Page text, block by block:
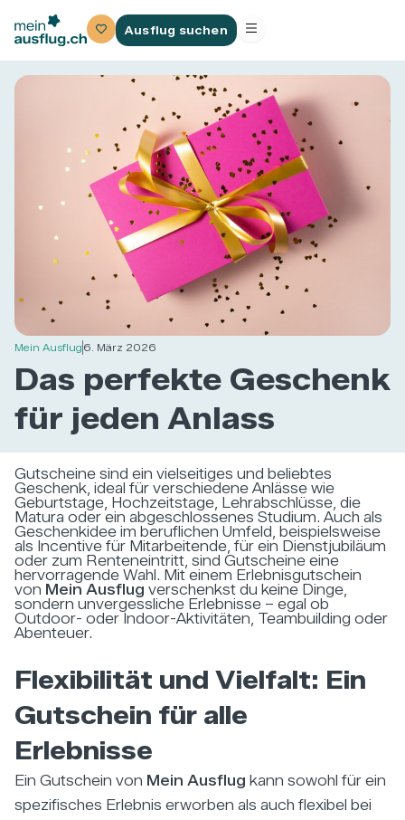
Ausflug suchen
Mein Ausflug 6. März 2026
Das perfekte Geschenk
für jeden Anlass
Gutscheine sind ein vielseitiges und beliebtes
Geschenk, ideal für verschiedene Anlässe wie
Geburtstage, Hochzeitstage, Lehrabschlüsse, die
Matura oder ein abgeschlossenes Studium. Auch als
Geschenkidee im beruflichen Umfeld, beispielsweise
als Incentive für Mitarbeitende, für ein Dienstjubiläum
oder zum Renteneintritt, sind Gutscheine eine
hervorragende Wahl. Mit einem Erlebnisgutschein
von Mein Ausflug verschenkst du keine Dinge,
sondern unvergessliche Erlebnisse – egal ob
Outdoor- oder Indoor-Aktivitäten, Teambuilding oder
Abenteuer.
Flexibilität und Vielfalt: Ein
Gutschein für alle
Erlebnisse
Ein Gutschein von Mein Ausflug kann sowohl für ein
spezifisches Erlebnis erworben als auch flexibel bei